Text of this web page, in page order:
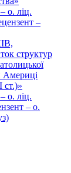
о. ліц.
–
структур
Америці
ст.)»
о. ліц.
– о.